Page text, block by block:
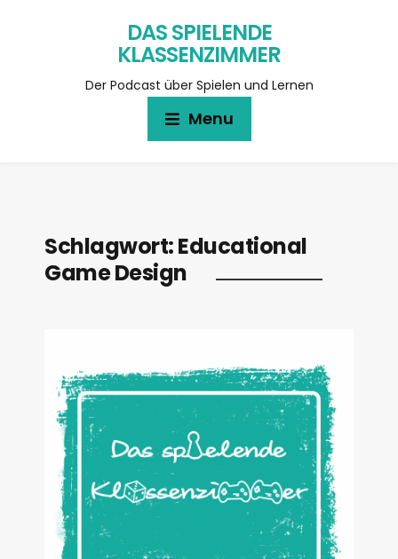
DAS SPIELENDE
KLASSENZIMMER
Der Podcast über Spielen und Lernen
Menu
Schlagwort:Educational
Game Design